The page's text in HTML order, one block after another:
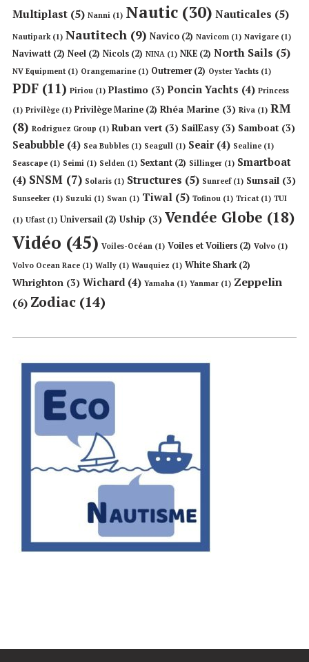
Multiplast (5) Nanni (1) Nautic (30) Nauticales (5)
Nautipark (1) Nautitech (9) Navico (2) Navicom (1) Navigare (1)
Naviwatt (2) Neel (2) Nicols (2) NINA (1) NKE (2) North Sails (5)
NV Equipment (1) Orangemarine (1) Outremer(2) Oyster Yachts (1)
PDF (11) Piriou (1) Plastimo (3) Poncin Yachts (4) Princess
(1) Privilège (1) Privilège Marine (2) Rhéa Marine (3) Riva (1) RM
(8) Rodriguez Group (1) Ruban vert (3) SailEasy(3) Samboat (3)
Seabubble (4) Sea Bubbles (1) Seagull (1) Seair(4) Sealine (1)
Seascape (1) Seimi (1) Selden (1) Sextant (2) Sillinger (1) Smartboat
(4) SNSM (7) Solaris (1) Structures (5) Sunreef(1) Sunsail (3)
Sunseeker (1) Suzuki (1) Swan (1) Tiwal (5) Tofinou (1) Tricat (1) TUI
(1) Ufast (1) Universail (2) Uship (3) Vendée Globe (18)
Vidéo (45) Voiles-Océan (1) Voiles et Voiliers (2) Volvo (1)
Volvo Ocean Race (1) Wally (1) Wauquiez (1) White Shark(2)
Whrighton (3) Wichard (4) Yamaha (1) Yanmar (1) Zeppelin
(6) Zodiac (14)